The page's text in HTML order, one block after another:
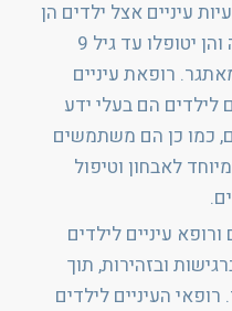
עיניים אצל ילדים הן
הפיכות, זאת במידה והן יטופלו עד גיל 9
רופאת עיניים
לילדים הם בעלי ידע
כמו כן הם משתמשים
לאבחון וטיפול
עיניים לילדים
ובזהירות, תוך
העיניים לילדים